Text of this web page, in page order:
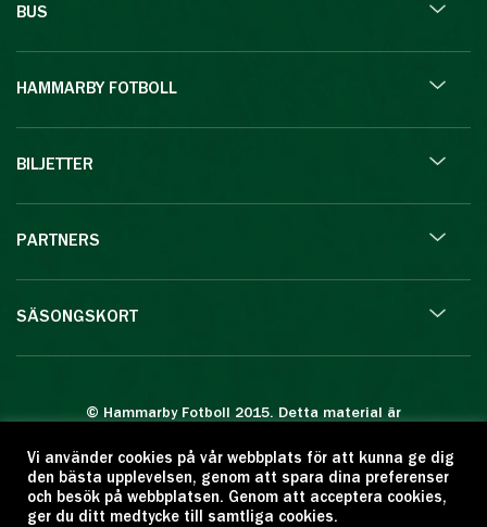
BUS
HAMMARBY FOTBOLL
BILJETTER
PARTNERS
SÄSONGSKORT
© Hammarby Fotboll 2015. Detta material är
Eftertryck eller annan kopiering är förbjuden.
Citera oss gärna men ange källan:
www.hammarbyfotboll.se. Ansvarig utgivare:
Vi använder cookies på vår webbplats för att kunna ge dig
den bästa upplevelsen, genom att spara dina preferenser
och besök på webbplatsen. Genom att acceptera cookies,
ger du ditt medtycke till samtliga cookies.